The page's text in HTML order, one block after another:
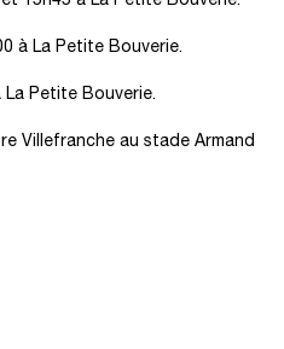
à La Petite Bouverie.
Petite Bouverie.
Villefranche au stade Armand